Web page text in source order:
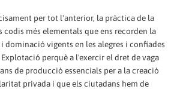
per tot l'anterior, la pràctica de la
codis més elementals que ens recorden la
vigents en les alegres i confiades
perquè a l'exercir el dret de vaga
de producció essencials per a la creació
privada i que els ciutadans hem de